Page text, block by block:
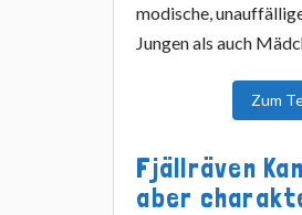
modische,
Jungen als auch
Zum
Fjällräven
aber